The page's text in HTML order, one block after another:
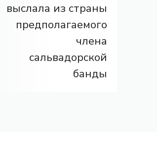
выслала из страны
предполагаемого
члена
сальвадорской
банды